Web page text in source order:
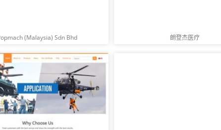
(Malaysia) Sdn Bhd 朗登杰医疗